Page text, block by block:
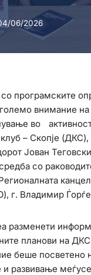
06/2026
програмските
внимание
во
– Скопје (ДКС),
Јован
со
г. Владимир
разменети
планови на
беше посветено
и развивање